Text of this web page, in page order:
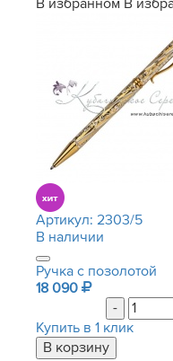
В избранном В
Артикул: 2303/5
В наличии
Ручка с позолотой
18 090
-
Купить в 1 клик